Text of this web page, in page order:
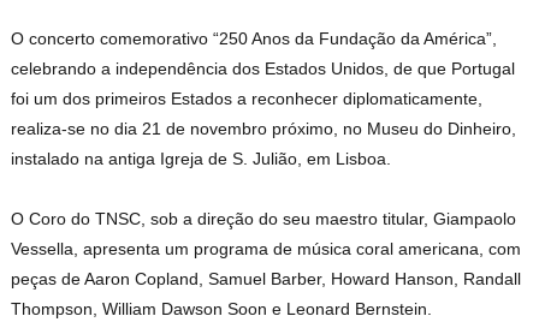
O concerto comemorativo “250 Anos da Fundação da América”,
celebrando a independência dos Estados Unidos, de que Portugal
foi um dos primeiros Estados a reconhecer diplomaticamente,
realiza-se no dia 21 de novembro próximo, no Museu do Dinheiro,
instalado na antiga Igreja de S. Julião, em Lisboa.
O Coro do TNSC, sob a direção do seu maestro titular, Giampaolo
Vessella, apresenta um programa de música coral americana, com
peças de Aaron Copland, Samuel Barber, Howard Hanson, Randall
Thompson, William Dawson Soon e Leonard Bernstein.